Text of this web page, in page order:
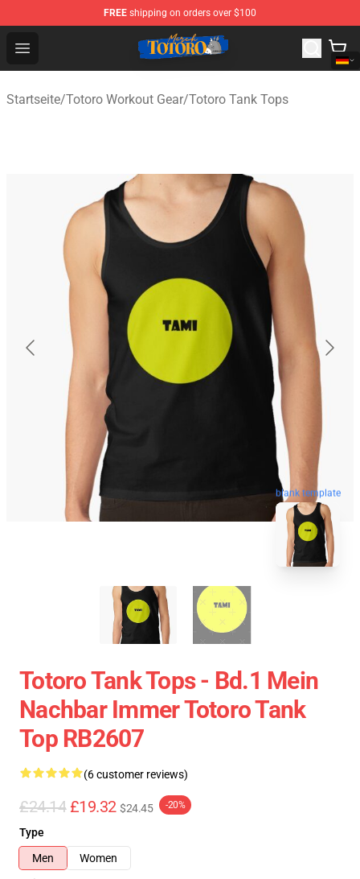
FREE shipping on orders over $100
Open menu
Totoro Store - Official Totoro Merchandise Shop
Startseite/Totoro Workout Gear/Totoro Tank Tops
blank template
Totoro Tank Tops - Bd.1 Mein
Nachbar Immer Totoro Tank
Top RB2607
(6 customer reviews)
£24.14 £19.32 $24.45 -20%
Type
Men
Women